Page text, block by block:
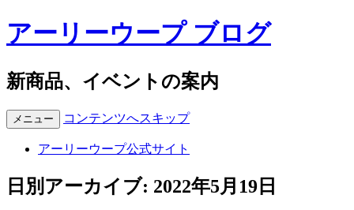
アーリーウープ ブログ
新商品、イベントの案内
メニュー コンテンツへスキップ
アーリーウープ公式サイト
日別アーカイブ: 2022年5月19日